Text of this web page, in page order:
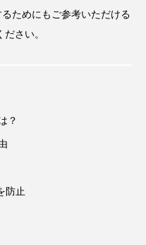
ためにもご参考いただける
さい。
？
防止